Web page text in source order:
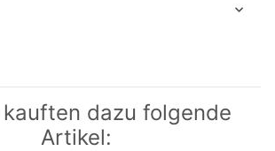
kauften dazu folgende
Artikel: